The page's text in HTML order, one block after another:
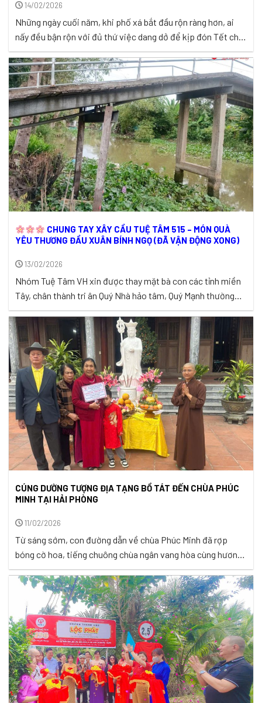
14/02/2026
Những ngày cuối năm, khi phố xá bắt đầu rộn ràng hơn, ai
nấy đều bận rộn với đủ thứ việc dang dở để kịp đón Tết cho
tròn vẹn, thì ở một góc nhỏ của xã Duy Nghĩa, TP. Đà Nẵng,
vẫn có những tấm lòng lặng lẽ thu xếp thời gian, gác lại ...
CHUNG TAY XÂY CẦU TUỆ TÂM 515 – MÓN QUÀ
YÊU THƯƠNG ĐẦU XUÂN BÍNH NGỌ (ĐÃ VẬN ĐỘNG XONG)
13/02/2026
Nhóm Tuệ Tâm VH xin được thay mặt bà con các tỉnh miền
Tây, chân thành tri ân Quý Nhà hảo tâm, Quý Mạnh thường
quân và Anh Chị Em bạn bè thiện nguyện gần xa đã đồng
hành cùng nhóm xây dựng hơn 500 cây cầu yêu thương trong
suốt hành trình vừa qua. ...
CÚNG DƯỜNG TƯỢNG ĐỊA TẠNG BỒ TÁT ĐẾN CHÙA PHÚC
MINH TẠI HẢI PHÒNG
11/02/2026
Từ sáng sớm, con đường dẫn về chùa Phúc Minh đã rợp
bóng cờ hoa, tiếng chuông chùa ngân vang hòa cùng hương
trầm lan tỏa dịu nhẹ trong gió. Người dân ai nấy đều hân
hoan, gương mặt rạng ngời, tay chắp trước ngực với tấm
lòng thành kính khi đón mừng tôn tượng ...